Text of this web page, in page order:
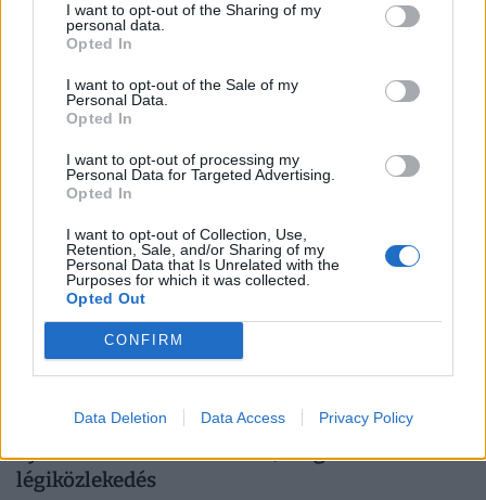
I want to opt-out of the Sharing of my
personal data.
Opted In
I want to opt-out of the Sale of my
Personal Data.
Opted In
I want to opt-out of processing my
Personal Data for Targeted Advertising.
Opted In
I want to opt-out of Collection, Use,
Retention, Sale, and/or Sharing of my
Personal Data that Is Unrelated with the
Purposes for which it was collected.
Opted Out
CONFIRM
Data Deletion Data Access Privacy Policy
térképe jól mutatja, melyik autópályát kellene
azonnal kibővíteni
Az M7-es autópálya rendre elesik a nyári hétvégéken, de
a legtöbb nagyobb autópályán is tízezrek haladnak át
naponta.
Nem várt csapás érte a főszezon közepén
nyaralókat: kitört a vulkán, megbénult a
légiközlekedés